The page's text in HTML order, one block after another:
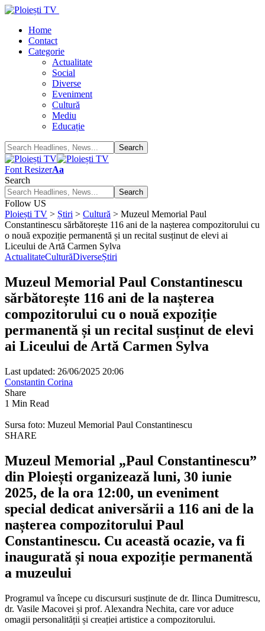
Home
Contact
Categorie
Actualitate
Social
Diverse
Eveniment
Cultură
Mediu
Educație
Font ResizerAa
Search
Follow US
Ploiești TV > Știri > Cultură > Muzeul Memorial Paul
Constantinescu sărbătorește 116 ani de la nașterea compozitorului cu
o nouă expoziție permanentă și un recital susținut de elevi ai
Liceului de Artă Carmen Sylva
ActualitateCulturăDiverseȘtiri
Muzeul Memorial Paul Constantinescu
sărbătorește 116 ani de la nașterea
compozitorului cu o nouă expoziție
permanentă și un recital susținut de elevi
ai Liceului de Artă Carmen Sylva
Last updated: 26/06/2025 20:06
Constantin Corina
Share
1 Min Read
Sursa foto: Muzeul Memorial Paul Constantinescu
SHARE
Muzeul Memorial „Paul Constantinescu”
din Ploiești organizează luni, 30 iunie
2025, de la ora 12:00, un eveniment
special dedicat aniversării a 116 ani de la
nașterea compozitorului Paul
Constantinescu. Cu această ocazie, va fi
inaugurată și noua expoziție permanentă
a muzeului
Programul va începe cu discursuri susținute de dr. Ilinca Dumitrescu,
dr. Vasile Macovei și prof. Alexandra Nechita, care vor aduce
omagii personalității și creației artistice a compozitorului.